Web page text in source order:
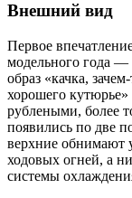
Внешний вид
Первое
модельного года
образ «качка,
хорошего
рублеными, более
появились по две
верхние обнимают
ходовых огней, а
системы